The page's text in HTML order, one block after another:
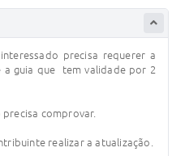
precisa requerer a
a guia que tem validade por 2
comprovar.
realizar a atualização.